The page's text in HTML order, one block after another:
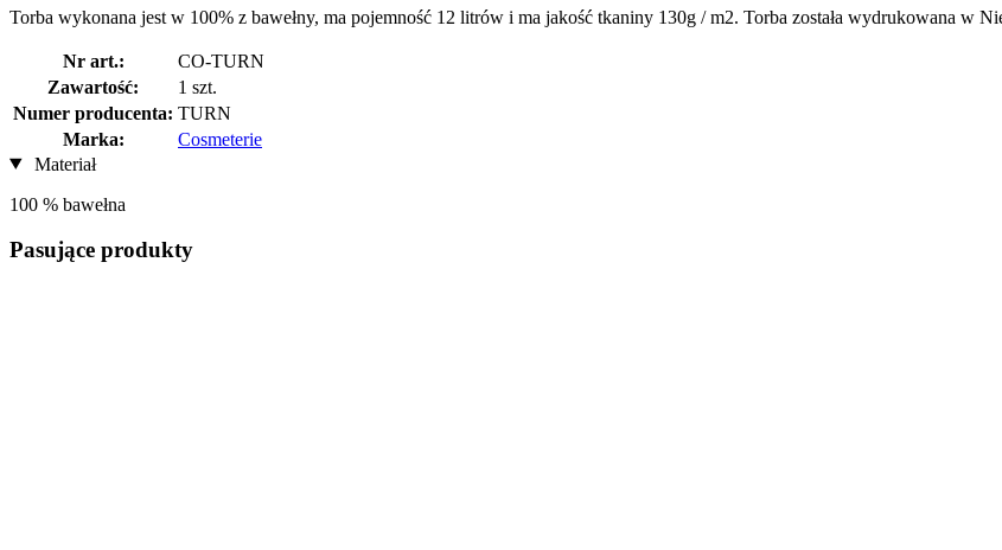
Torba wykonana jest w 100% z bawełny, ma pojemność 12 litrów i ma jakość tkaniny 130g / m2. Torba została wydrukowana w
Nr art.:
CO-TURN
Zawartość:
1 szt.
Numer producenta: TURN
Marka:
Cosmeterie
Materiał
100 % bawełna
Pasujące produkty